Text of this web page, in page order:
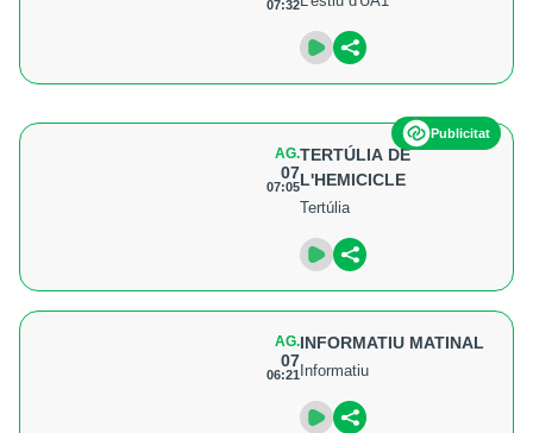
07:32
Publicitat
AG.
07
07:05
TERTÚLIA DE
L'HEMICICLE
Tertúlia
AG.
07
06:21
INFORMATIU MATINAL
Informatiu